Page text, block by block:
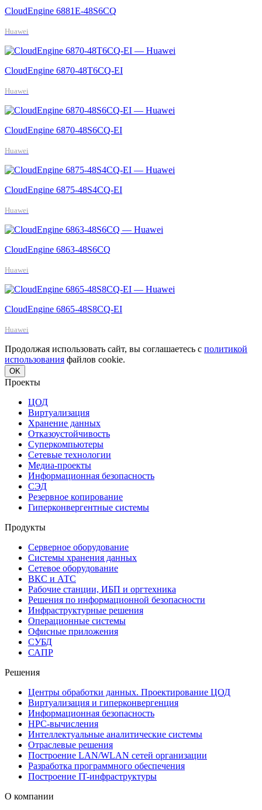
CloudEngine 6881E-48S6CQ
Huawei
CloudEngine 6870-48T6CQ-EI
Huawei
CloudEngine 6870-48S6CQ-EI
Huawei
CloudEngine 6875-48S4CQ-EI
Huawei
CloudEngine 6863-48S6CQ
Huawei
CloudEngine 6865-48S8CQ-EI
Huawei
Продолжая использовать сайт, вы соглашаетесь с политикой
использования файлов cookie.
OK
Проекты
ЦОД
Виртуализация
Хранение данных
Отказоустойчивость
Суперкомпьютеры
Сетевые технологии
Медиа-проекты
Информационная безопасность
СЭД
Резервное копирование
Гиперконвергентные системы
Продукты
Серверное оборудование
Системы хранения данных
Сетевое оборудование
ВКС и АТС
Рабочие станции, ИБП и оргтехника
Решения по информационной безопасности
Инфраструктурные решения
Операционные системы
Офисные приложения
СУБД
САПР
Решения
Центры обработки данных. Проектирование ЦОД
Виртуализация и гиперконвергенция
Информационная безопасность
HPC-вычисления
Интеллектуальные аналитические системы
Отраслевые решения
Построение LAN/WLAN сетей организации
Разработка программного обеспечения
Построение IT-инфраструктуры
О компании